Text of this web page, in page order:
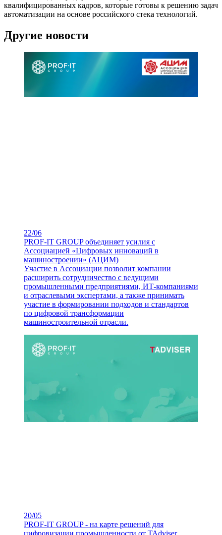
квалифицированных кадров, которые готовы к решению задач
автоматизации на основе российского стека технологий.
Другие новости
22/06
PROF-IT GROUP объединяет усилия с
Ассоциацией «Цифровых инноваций в
машиностроении» (АЦИМ)
Участие в Ассоциации позволит компании
расширить сотрудничество с ведущими
промышленными предприятиями, ИТ-компаниями
и отраслевыми экспертами, а также принимать
участие в формировании подходов и стандартов
по цифровой трансформации
машиностроительной отрасли.
20/05
PROF-IT GROUP - на карте решений для